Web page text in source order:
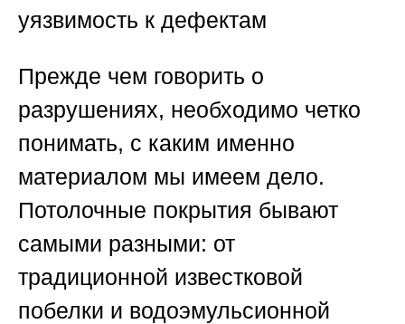
уязвимость к дефектам
Прежде чем говорить о
разрушениях, необходимо четко
понимать, с каким именно
материалом мы имеем дело.
Потолочные покрытия бывают
самыми разными: от
традиционной известковой
побелки и водоэмульсионной